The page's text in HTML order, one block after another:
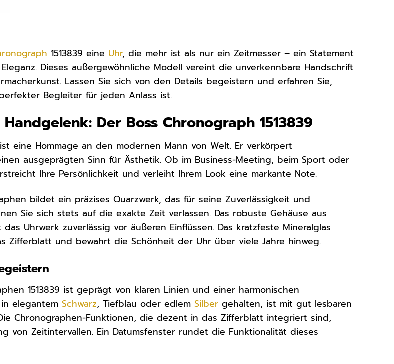
1513839 eine Uhr, die mehr ist als nur ein Zeitmesser – ein Statement
Dieses außergewöhnliche Modell vereint die unverkennbare Handschrift
Lassen Sie sich von den Details begeistern und erfahren Sie,
Begleiter für jeden Anlass ist.
Der Boss Chronograph 1513839
eine Hommage an den modernen Mann von Welt. Er verkörpert
ausgeprägten Sinn für Ästhetik. Ob im Business-Meeting, beim Sport oder
Ihre Persönlichkeit und verleiht Ihrem Look eine markante Note.
bildet ein präzises Quarzwerk, das für seine Zuverlässigkeit und
Sie sich stets auf die exakte Zeit verlassen. Das robuste Gehäuse aus
Uhrwerk zuverlässig vor äußeren Einflüssen. Das kratzfeste Mineralglas
Zifferblatt und bewahrt die Schönheit der Uhr über viele Jahre hinweg.
1513839 ist geprägt von klaren Linien und einer harmonischen
in elegantemSchwarz, Tiefblau oder edlemSilber gehalten, ist mit gut lesbaren
Chronographen-Funktionen, die dezent in das Zifferblatt integriert sind,
von Zeitintervallen. Ein Datumsfenster rundet die Funktionalität dieses